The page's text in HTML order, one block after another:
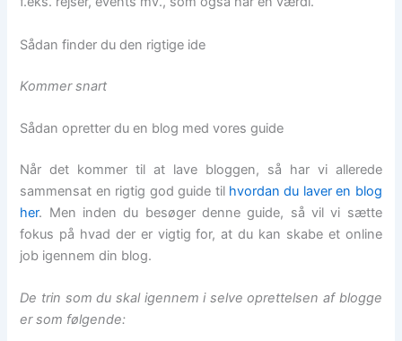
Sådan finder du den rigtige ide
Kommer snart
Sådan opretter du en blog med vores guide
Når det kommer til at lave bloggen, så har vi allerede
sammensat en rigtig god guide til hvordan du laver en blog
her. Men inden du besøger denne guide, så vil vi sætte
fokus på hvad der er vigtig for, at du kan skabe et online
job igennem din blog.
De trin som du skal igennem i selve oprettelsen af blogge
er som følgende: